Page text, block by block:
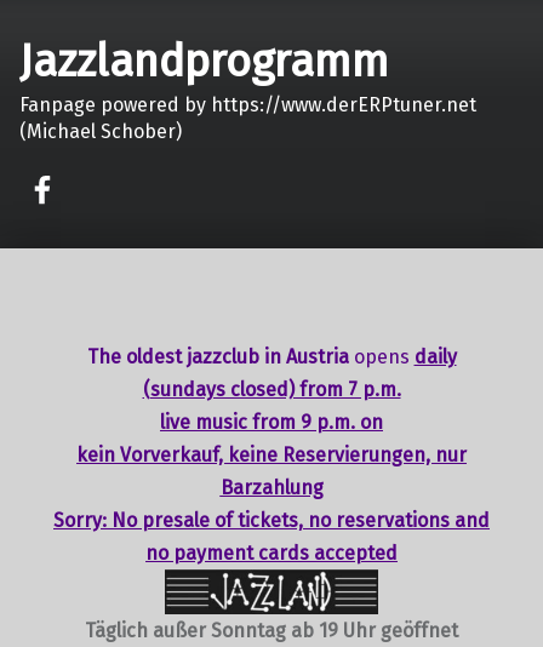
Jazzlandprogramm
Fanpage powered by https://www.derERPtuner.net
(Michael Schober)
The oldest jazzclub in Austria opens daily
(sundays closed) from 7 p.m.
live music from 9 p.m. on
kein Vorverkauf, keine Reservierungen, nur
Barzahlung
Sorry: No presale of tickets, no reservations and
no payment cards accepted
Täglich außer Sonntag ab 19 Uhr geöffnet